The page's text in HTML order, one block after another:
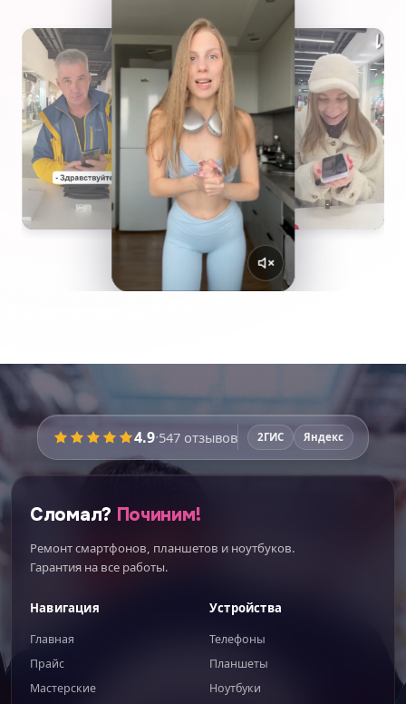
4.9·547 отзывов 2ГИС Яндекс
Сломал? Починим!
Ремонт смартфонов, планшетов и ноутбуков.
Гарантия на все работы.
Навигация
Главная
Прайс
Мастерские
Устройства
Телефоны
Планшеты
Ноутбуки